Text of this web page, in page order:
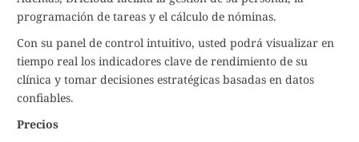
programación de tareas y el cálculo de nóminas.
Con su panel de control intuitivo, usted podrá visualizar en
tiempo real los indicadores clave de rendimiento de su
clínica y tomar decisiones estratégicas basadas en datos
confiables.
Precios